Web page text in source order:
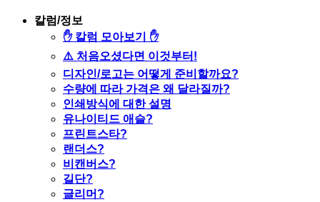
칼럼/정보
✋ 칼럼 모아보기 ✋
⚠️ 처음오셨다면 이것부터!
디자인/로고는 어떻게 준비할까요?
수량에 따라 가격은 왜 달라질까?
인쇄방식에 대한 설명
유나이티드 애슬?
프린트스타?
랜더스?
비캔버스?
길단?
글리머?